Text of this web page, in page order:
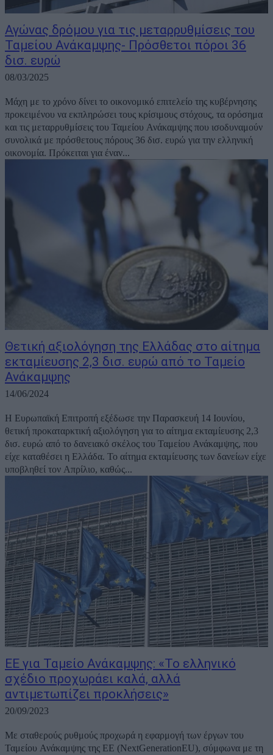
Αγώνας δρόμου για τις μεταρρυθμίσεις του
Ταμείου Ανάκαμψης- Πρόσθετοι πόροι 36
δισ. ευρώ
08/03/2025
Μάχη με το χρόνο δίνει το οικονομικό επιτελείο της κυβέρνησης
προκειμένου να εκπληρώσει τους κρίσιμους στόχους, τα ορόσημα
και τις μεταρρυθμίσεις του Ταμείου Ανάκαμψης που ισοδυναμούν
συνολικά με πρόσθετους πόρους 36 δισ. ευρώ για την ελληνική
οικονομία. Πρόκειται για έναν...
Θετική αξιολόγηση της Ελλάδας στο αίτημα
εκταμίευσης 2,3 δισ. ευρώ από το Ταμείο
Ανάκαμψης
14/06/2024
Η Ευρωπαϊκή Επιτροπή εξέδωσε την Παρασκευή 14 Ιουνίου,
θετική προκαταρκτική αξιολόγηση για το αίτημα εκταμίευσης 2,3
δισ. ευρώ από το δανειακό σκέλος του Ταμείου Ανάκαμψης, που
είχε καταθέσει η Ελλάδα. Το αίτημα εκταμίευσης των δανείων είχε
υποβληθεί τον Απρίλιο, καθώς...
ΕΕ για Ταμείο Ανάκαμψης: «Το ελληνικό
σχέδιο προχωράει καλά, αλλά
αντιμετωπίζει προκλήσεις»
20/09/2023
Με σταθερούς ρυθμούς προχωρά η εφαρμογή των έργων του
Ταμείου Ανάκαμψης της ΕΕ (NextGenerationEU), σύμφωνα με τη